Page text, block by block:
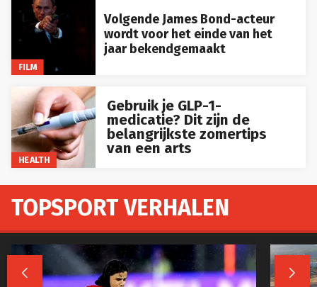
FILM
Volgende James Bond-acteur
wordt voor het einde van het
jaar bekendgemaakt
HEALTH
Gebruik je GLP-1-
medicatie? Dit zijn de
belangrijkste zomertips
van een arts
TOPSPORT VERHALEN
 